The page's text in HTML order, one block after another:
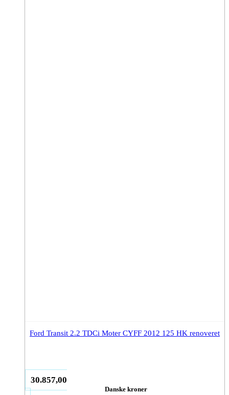
Ford Transit 2.2 TDCi Moter CYFF 2012 125 HK renoveret
30.857,00
Danske kroner